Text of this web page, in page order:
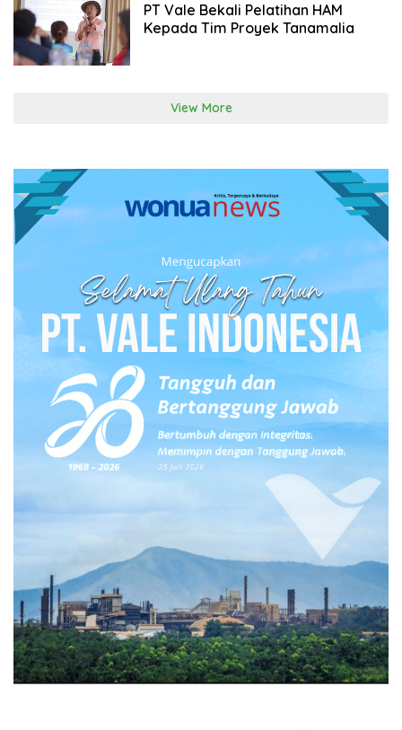
PT Vale Bekali Pelatihan HAM
Kepada Tim Proyek Tanamalia
View More